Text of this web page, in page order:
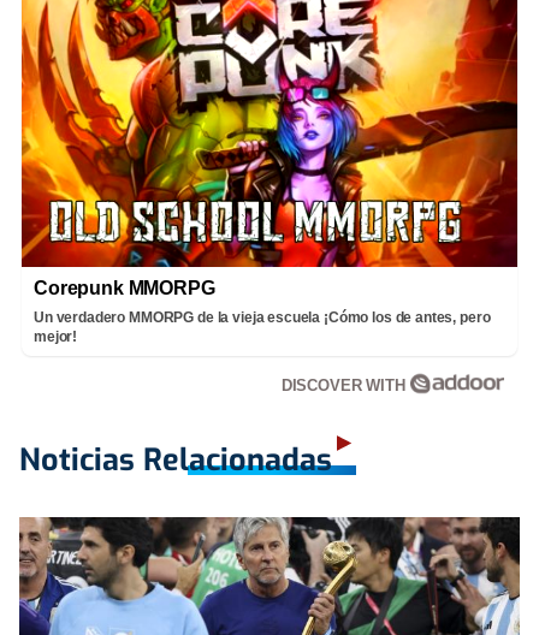
Corepunk MMORPG
Un verdadero MMORPG de la vieja escuela ¡Cómo los de antes, pero
mejor!
DISCOVER WITH
Noticias Relacionadas